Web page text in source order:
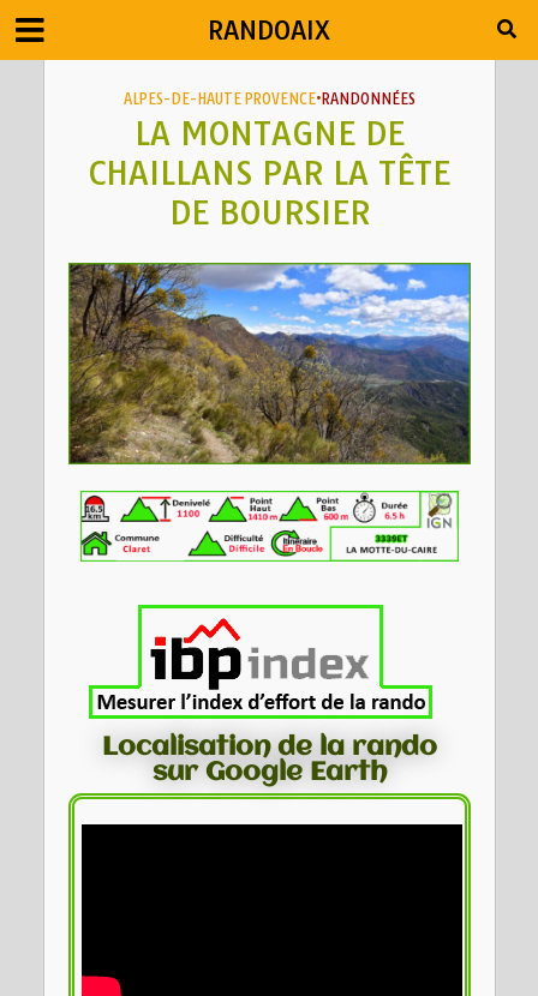
RANDOAIX
ALPES-DE-HAUTE PROVENCE• RANDONNÉES
LA MONTAGNE DE
CHAILLANS PAR LA TÊTE
DE BOURSIER
Localisation de la rando
sur Google Earth